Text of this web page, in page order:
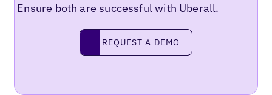
Ensure both are successful with Uberall.
Request a demo
REQUEST A DEMO